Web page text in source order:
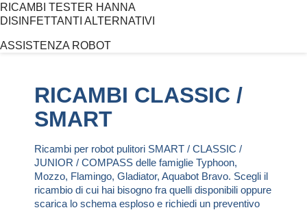
RICAMBI TESTER HANNA
DISINFETTANTI ALTERNATIVI
ASSISTENZA ROBOT
RICAMBI CLASSIC /
SMART
Ricambi per robot pulitori SMART / CLASSIC /
JUNIOR / COMPASS delle famiglie Typhoon,
Mozzo, Flamingo, Gladiator, Aquabot Bravo. Scegli il
ricambio di cui hai bisogno fra quelli disponibili oppure
scarica lo schema esploso e richiedi un preventivo